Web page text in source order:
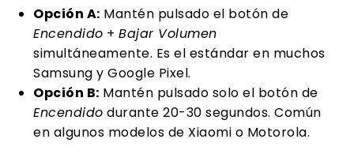
Opción A: Mantén pulsado el botón de
Encendido +Bajar Volumen
simultáneamente. Es el estándar en muchos
Samsung y Google Pixel.
Opción B: Mantén pulsado solo el botón de
Encendido durante 20-30 segundos. Común
en algunos modelos de Xiaomi o Motorola.